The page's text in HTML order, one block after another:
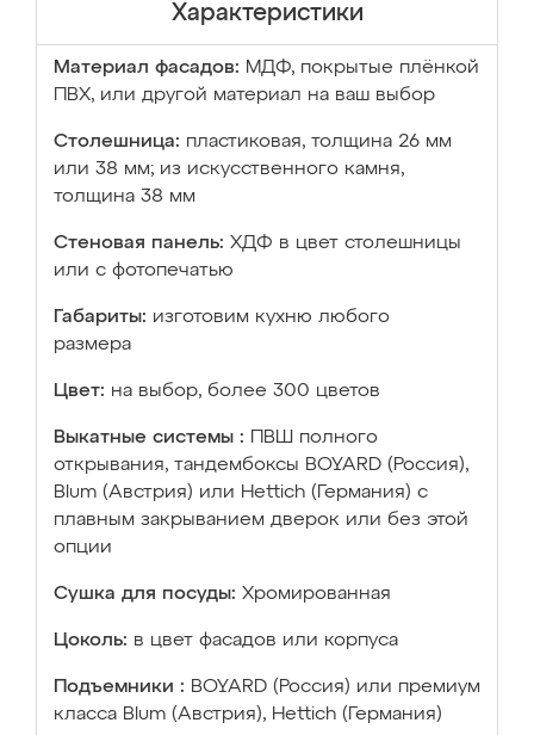
Характеристики
Материал фасадов: МДФ, покрытые плёнкой
ПВХ, или другой материал на ваш выбор
Столешница: пластиковая, толщина 26 мм
или 38 мм; из искусственного камня,
толщина 38 мм
Стеновая панель: ХДФ в цвет столешницы
или с фотопечатью
Габариты: изготовим кухню любого
размера
Цвет: на выбор, более 300 цветов
Выкатные системы :
ПВШ полного
открывания, тандембоксы BOYARD (Россия),
Blum (Австрия) или Hettich (Германия) с
плавным закрыванием дверок или без этой
опции
Сушка для посуды: Хромированная
Цоколь: в цвет фасадов или корпуса
Подъемники : BOYARD (Россия) или премиум
класса Blum (Австрия), Hettich (Германия)